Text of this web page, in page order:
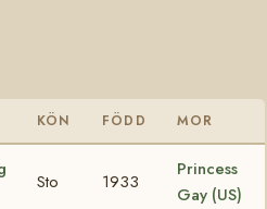
KÖN FÖDD MOR
Sto 1933
Princess
Gay (US)